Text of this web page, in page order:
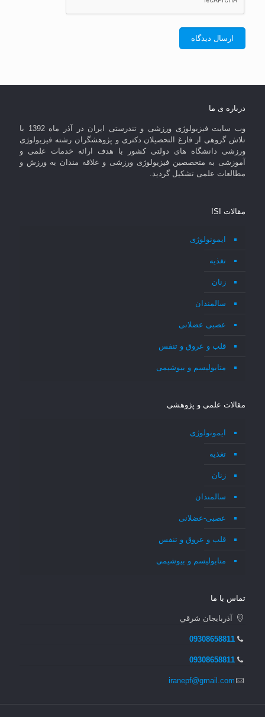
درباره ی ما
وب سایت فیزیولوژی ورزشی و تندرستی ایران در آذر ماه 1392 با
تلاش گروهی از فارغ التحصیلان دکتری و پژوهشگران رشته فیزیولوژی
ورزشی دانشگاه های دولتی کشور با هدف ارائه خدمات علمی و
آموزشی به متخصصین فیزیولوژی ورزشی و علاقه مندان به ورزش و
مطالعات علمی تشکیل گردید.
مقالات ISI
ایمونولوژی
تغذیه
زنان
سالمندان
عصبی عضلانی
قلب و عروق و تنفس
متابولیسم و بیوشیمی
مقالات علمی و پژوهشی
ایمونولوژی
تغذیه
زنان
سالمندان
عصبی-عضلانی
قلب و عروق و تنفس
متابولیسم و بیوشیمی
تماس با ما
آذربايجان شرقي
09308658811
09308658811
iranepf@gmail.com